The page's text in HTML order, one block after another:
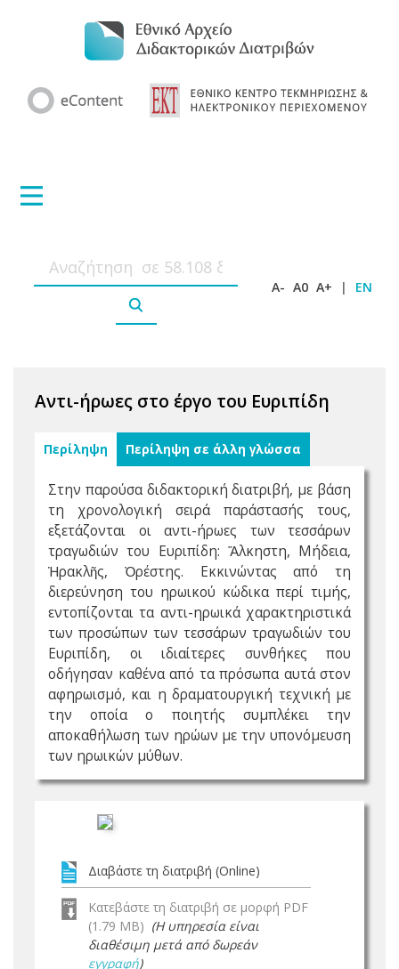
A- A0 A+ | EN
Αντι-ήρωες στο έργο του Ευριπίδη
Περίληψη Περίληψη σε άλλη γλώσσα
Στην παρούσα διδακτορική διατριβή, με βάση
τη χρονολογική σειρά παράστασής τους,
εξετάζονται οι αντι-ήρωες των τεσσάρων
τραγωδιών του Ευριπίδη: Ἄλκηστη, Μήδεια,
Ἡρακλῆς, Ὀρέστης. Εκκινώντας από τη
διερεύνηση του ηρωικού κώδικα περί τιμής,
εντοπίζονται τα αντι-ηρωικά χαρακτηριστικά
των προσώπων των τεσσάρων τραγωδιών του
Ευριπίδη, οι ιδιαίτερες συνθήκες που
οδήγησαν καθένα από τα πρόσωπα αυτά στον
αφηρωισμό, και η δραματουργική τεχνική με
την οποία ο ποιητής συμπλέκει την
αποκαθήλωση των ηρώων με την υπονόμευση
των ηρωικών μύθων.
Διαβάστε τη διατριβή (Online)
Κατεβάστε τη διατριβή σε μορφή PDF
(1.79 MB) (Η υπηρεσία είναι
διαθέσιμη μετά από δωρεάν
εγγραφή)